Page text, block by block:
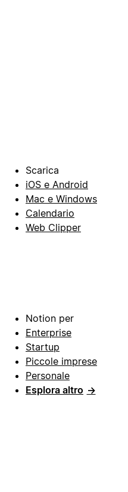
Scarica
iOS e Android
Mac e Windows
Calendario
Web Clipper
Notion per
Enterprise
Startup
Piccole imprese
Personale
Esplora altro →